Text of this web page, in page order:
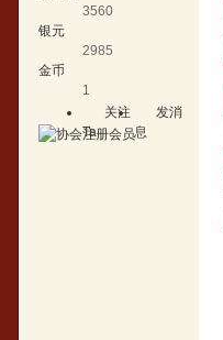
3560
银元
2985
金币
1
关注
Ta
发消
息